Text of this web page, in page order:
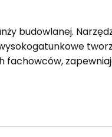
budowlanej.
fachowców,